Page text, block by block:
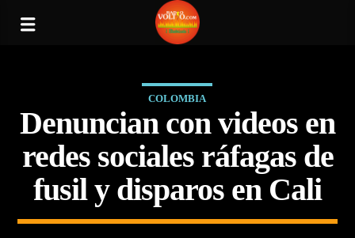
COLOMBIA
Denuncian con videos en
redes sociales ráfagas de
fusil y disparos en Cali